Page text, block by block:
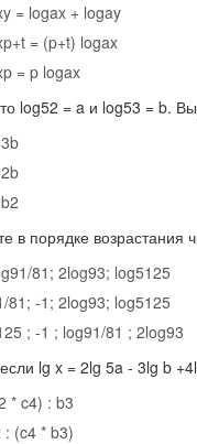
= logax + logay
= (p+t) logax
= p logax
log52 = a и log53 = b.
в порядке возрастания
81; 2log93; log5125
81; -1; 2log93; log5125
; -1 ; log91/81 ; 2log93
lg x = 2lg 5a - 3lg b
* c4) : b3
: (c4 * b3)